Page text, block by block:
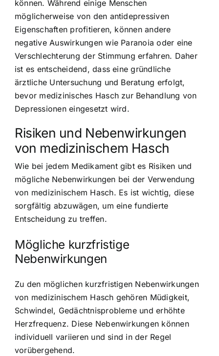
können. Während einige Menschen
möglicherweise von den antidepressiven
Eigenschaften profitieren, können andere
negative Auswirkungen wie Paranoia oder eine
Verschlechterung der Stimmung erfahren. Daher
ist es entscheidend, dass eine gründliche
ärztliche Untersuchung und Beratung erfolgt,
bevor medizinisches Hasch zur Behandlung von
Depressionen eingesetzt wird.
Risiken und Nebenwirkungen
von medizinischem Hasch
Wie bei jedem Medikament gibt es Risiken und
mögliche Nebenwirkungen bei der Verwendung
von medizinischem Hasch. Es ist wichtig, diese
sorgfältig abzuwägen, um eine fundierte
Entscheidung zu treffen.
Mögliche kurzfristige
Nebenwirkungen
Zu den möglichen kurzfristigen Nebenwirkungen
von medizinischem Hasch gehören Müdigkeit,
Schwindel, Gedächtnisprobleme und erhöhte
Herzfrequenz. Diese Nebenwirkungen können
individuell variieren und sind in der Regel
vorübergehend.